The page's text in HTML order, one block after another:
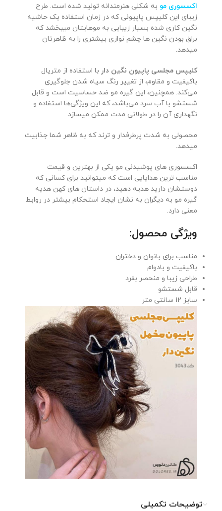
اکسسوری مو به شکلی هنرمندانه تولید شده است. طرح
زیبای این کلیپس پاپیونی که در زمان استفاده یک حاشیه
نگین کاری شده بسیار زیبایی به موهایتان میبخشد که
براق بودن نگین ها چشم نوازی بیشتری را به ظاهرتان
میدهد.
کلیپس مجلسی پاپیون نگین دار با استفاده از متریال
باکیفیت و مقاوم، از تغییر رنگ سیاه شدن جلوگیری
می‌کند. همچنین، این گیره مو ضد حساسیت است و قابل
شستشو با آب سرد می‌باشد، که این ویژگی‌ها استفاده و
نگهداری آن را در طولانی مدت ممکن میسازد.
محصولی به شدت پرطرفدار و ترند که به ظاهر شما جذابیت
میدهد.
اکسسوری های پوشیدنی مو یکی از بهترین و قیمت
مناسب ترین هدایایی است که میتوانید برای کسانی که
دوستشان دارید هدیه دهید، در داستان های کهن هدیه
گیره مو به دیگران به نشان ایجاد استحکام بیشتر در روابط
معنی دارد.
ویژگی محصول:
مناسب برای بانوان و دختران
باکیفیت و بادوام
طراحی زیبا و منحصر بفرد
قابل شستشو
سایز 12 سانتی متر
توضیحات تکمیلی